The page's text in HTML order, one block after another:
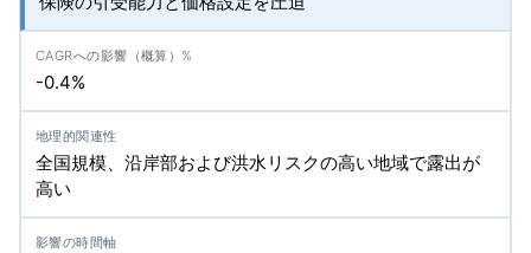
-0.4%
全国規模、沿岸部および洪水リスクの高い地域で露出が
高い